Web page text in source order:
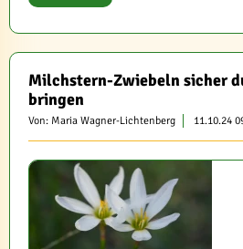
Milchstern-Zwiebeln sicher
bringen
Von: Maria Wagner-Lichtenberg 11.10.24